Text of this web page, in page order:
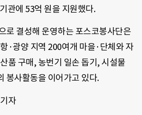
관에 53억 원을 지원했다.
로 결성해 운영하는 포스코봉사단은
·광양 지역 200여개 마을·단체와 자
품 구매, 농번기 일손 돕기, 시설물
봉사활동을 이어가고 있다.
자